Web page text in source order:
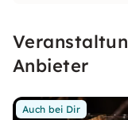
erleben,
wirst.
Anbieter
Auch bei Dir